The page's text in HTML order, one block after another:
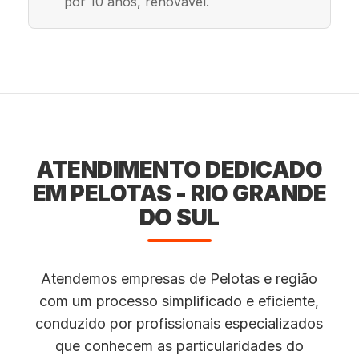
ATENDIMENTO DEDICADO
EM PELOTAS - RIO GRANDE
DO SUL
Atendemos empresas de Pelotas e região
com um processo simplificado e eficiente,
conduzido por profissionais especializados
que conhecem as particularidades do